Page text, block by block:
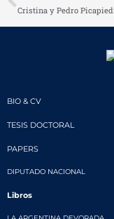
BIO & CV
TESIS DOCTORAL
PAPERS
DIPUTADO NACIONAL
Libros